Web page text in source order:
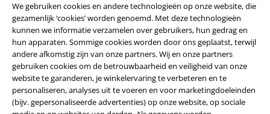
We gebruiken cookies en andere technologieën op onze website, die
gezamenlijk ‘cookies’ worden genoemd. Met deze technologieën
kunnen we informatie verzamelen over gebruikers, hun gedrag en
hun apparaten. Sommige cookies worden door ons geplaatst, terwijl
andere afkomstig zijn van onze partners. Wij en onze partners
gebruiken cookies om de betrouwbaarheid en veiligheid van onze
website te garanderen, je winkelervaring te verbeteren en te
personaliseren, analyses uit te voeren en voor marketingdoeleinden
(bijv. gepersonaliseerde advertenties) op onze website, op sociale